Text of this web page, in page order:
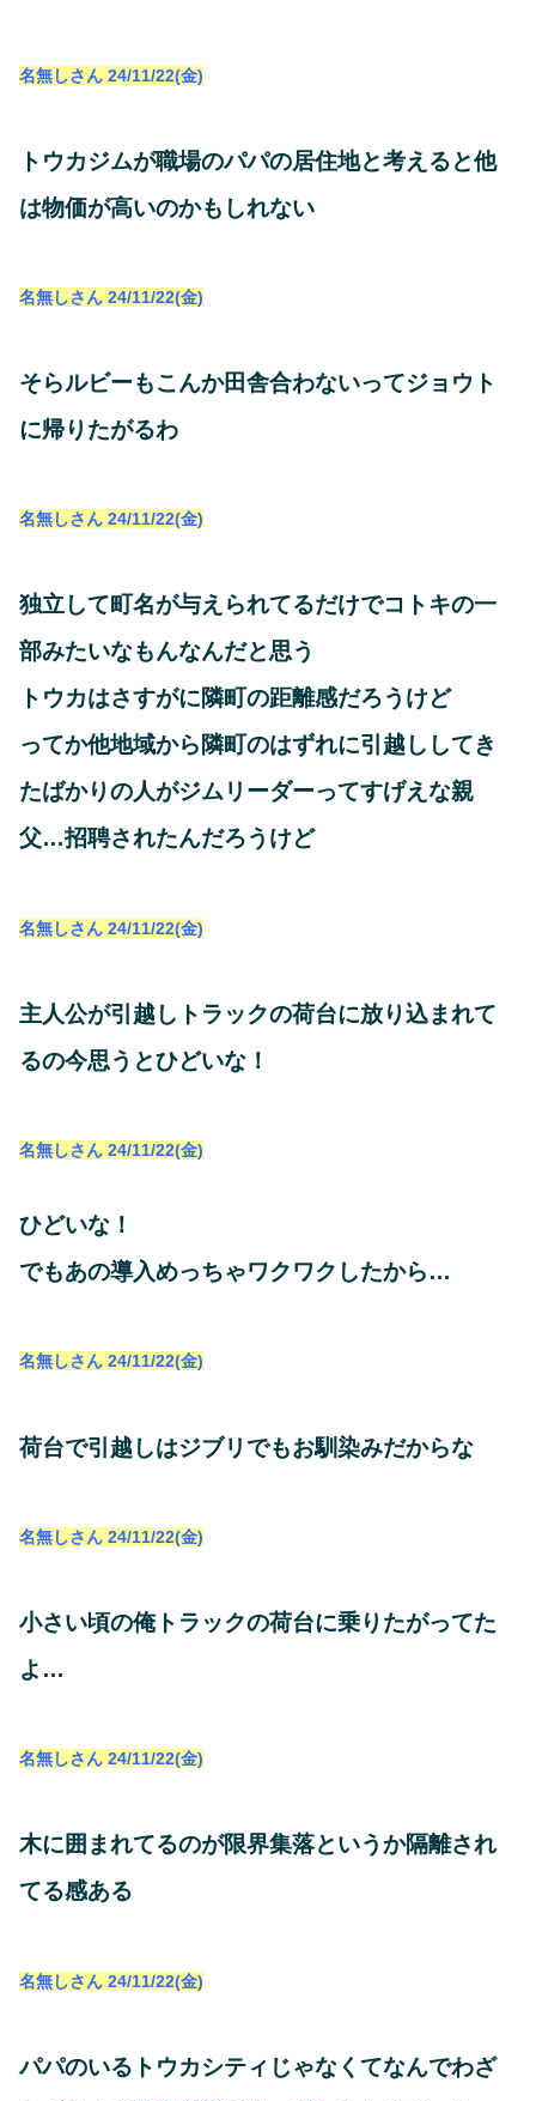
名無しさん 24/11/22(金)
トウカジムが職場のパパの居住地と考えると他
は物価が高いのかもしれない
名無しさん 24/11/22(金)
そらルビーもこんか田舎合わないってジョウト
に帰りたがるわ
名無しさん 24/11/22(金)
独立して町名が与えられてるだけでコトキの一
部みたいなもんなんだと思う
トウカはさすがに隣町の距離感だろうけど
ってか他地域から隣町のはずれに引越ししてき
たばかりの人がジムリーダーってすげえな親
父…招聘されたんだろうけど
名無しさん 24/11/22(金)
主人公が引越しトラックの荷台に放り込まれて
るの今思うとひどいな！
名無しさん 24/11/22(金)
ひどいな！
でもあの導入めっちゃワクワクしたから…
名無しさん 24/11/22(金)
荷台で引越しはジブリでもお馴染みだからな
名無しさん 24/11/22(金)
小さい頃の俺トラックの荷台に乗りたがってた
よ…
名無しさん 24/11/22(金)
木に囲まれてるのが限界集落というか隔離され
てる感ある
名無しさん 24/11/22(金)
パパのいるトウカシティじゃなくてなんでわざ